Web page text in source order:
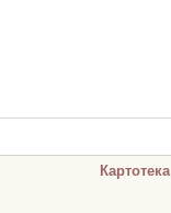
Картотека